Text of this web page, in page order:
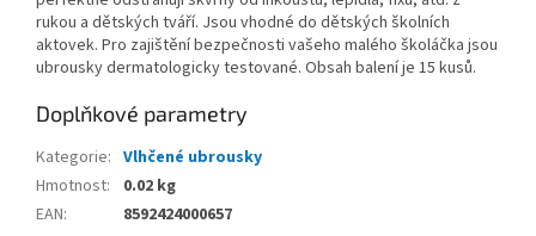
rukou a dětských tváří. Jsou vhodné do dětských školních
aktovek. Pro zajištění bezpečnosti vašeho malého školáčka jsou
ubrousky dermatologicky testované. Obsah balení je 15 kusů.
Doplňkové parametry
Kategorie: Vlhčené ubrousky
Hmotnost:
0.02 kg
EAN: 8592424000657